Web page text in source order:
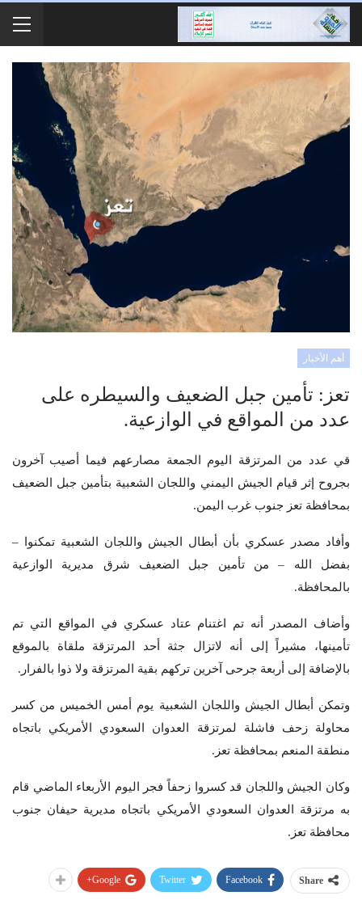
أهم الأخبار
تعز: تأمين جبل الضعيف والسيطره على
عدد من المواقع في الوازعية.
قي عدد من المرتزقة اليوم الجمعة مصارعهم فيما أصيب آخرون
بجروح إثر قيام الجيش اليمني واللجان الشعبية بتأمين جبل الضعيف
بمحافظة تعز جنوب غرب اليمن.
وأفاد مصدر عسكري بأن أبطال الجيش واللجان الشعبية تمكنوا –
بفضل الله – من تأمين جبل الضعيف شرق مديرية الوازعية
بالمحافظة.
وأضاف المصدر أنه تم اغتنام عتاد عسكري في المواقع التي تم
تأمينها، مشيراً إلى أنه لاتزال جثة أحد المرتزقة ملقاة بالموقع
بالإضافة إلى أربعة جرحى آخرين تركهم بقية المرتزقة ولا ذوا بالفرار.
وتمكن أبطال الجيش واللجان الشعبية يوم أمس الخميس من كسر
محاولة زحف فاشلة لمرتزقة العدوان السعودي الأمريكي باتجاه
منطقة المنعم بمحافظة تعز.
وكان الجيش واللجان قد كسروا زحفاً فجر اليوم الأربعاء الماضي قام
به مرتزقة العدوان السعودي الأمريكي باتجاه مديرية حيفان جنوب
محافظة تعز.
Share
Facebook
Twitter
Google+